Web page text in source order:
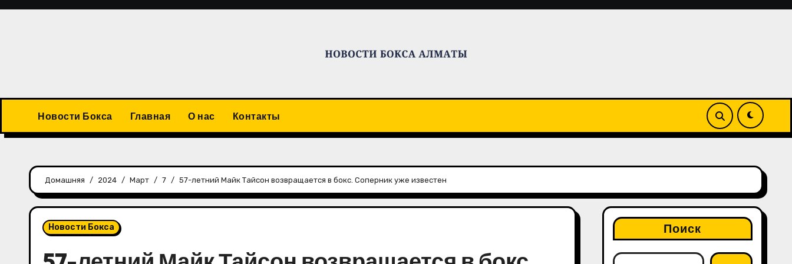
Перейти
Новости Бокса Главная О нас Контакты
Домашняя 2024 Март 7 57-летний Майк Тайсон возвращается в бокс. Соперник уже известен
Новости Бокса Поиск